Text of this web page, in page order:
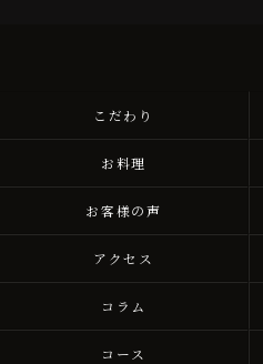
こだわり
お料理
お客様の声
アクセス
コラム
コース